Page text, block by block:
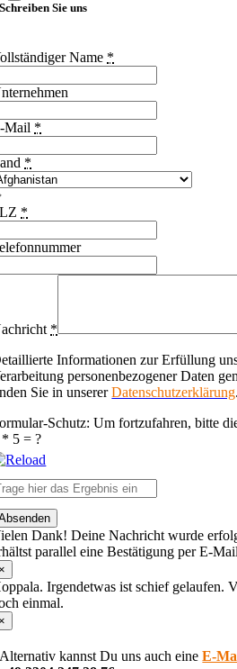
Schreiben Sie uns
Name *
Mail *
*
*
*
Informationen zur Erfüllung
personenbezogener Daten
Sie in unsererDatenschutzerklärung.
Schutz: Um fortzufahren, bitte
* 5 = ?
Dank! Deine Nachricht wurde
parallel eine Bestätigung per E-
Irgendetwas ist schief gelaufen.
einmal.
Alternativ kannst Du uns auch eineE-